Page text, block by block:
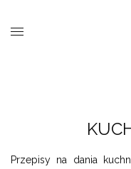
Przepisy na dania